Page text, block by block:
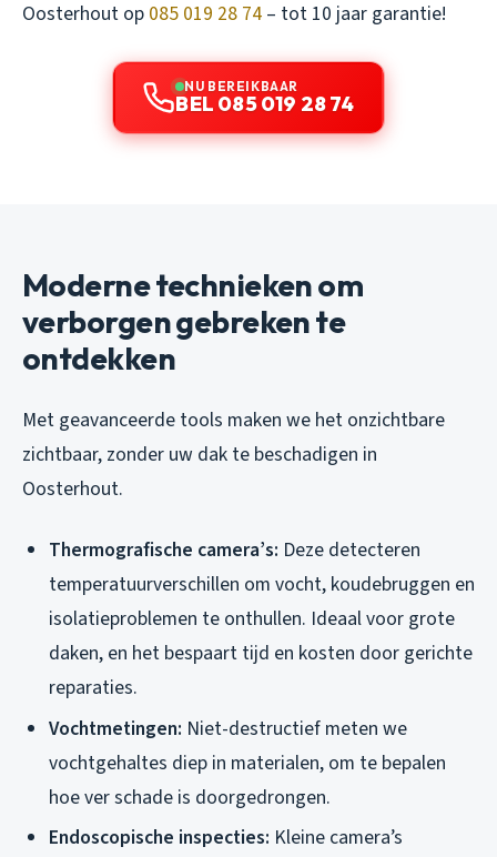
Oosterhout op 085 019 28 74 – tot 10 jaar garantie!
NU BEREIKBAAR
BEL 085 019 28 74
Moderne technieken om
verborgen gebreken te
ontdekken
Met geavanceerde tools maken we het onzichtbare
zichtbaar, zonder uw dak te beschadigen in
Oosterhout.
Thermografische camera’s: Deze detecteren
temperatuurverschillen om vocht, koudebruggen en
isolatieproblemen te onthullen. Ideaal voor grote
daken, en het bespaart tijd en kosten door gerichte
reparaties.
Vochtmetingen: Niet-destructief meten we
vochtgehaltes diep in materialen, om te bepalen
hoe ver schade is doorgedrongen.
Endoscopische inspecties: Kleine camera’s